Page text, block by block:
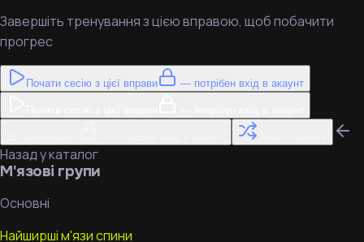
Завершіть тренування з цією вправою, щоб побачити
прогрес
Почати сесію з цієї вправи — потрібен вхід в акаунт
Назад у каталог
М'язові групи
Основні
Найширші м'язи спини